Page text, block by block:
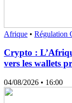
Afrique • Régulation
Crypto :
vers les wallets
04/08/2026 • 16:00